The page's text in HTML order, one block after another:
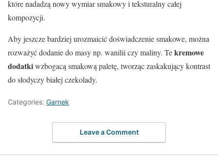
które nadadzą nowy wymiar smakowy i teksturalny całej
kompozycji.
Aby jeszcze bardziej urozmaicić doświadczenie smakowe, można
rozważyć dodanie do masy np. wanilii czy maliny. Tekremowe
dodatkiwzbogacą smakową paletę, tworząc zaskakujący kontrast
do słodyczy białej czekolady.
Categories: Garnek
Leave a Comment